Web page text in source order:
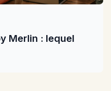
Merlin : lequel